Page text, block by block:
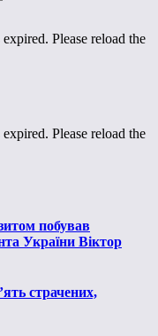
Please reload the
Please reload the
побував
України Віктор
страчених,